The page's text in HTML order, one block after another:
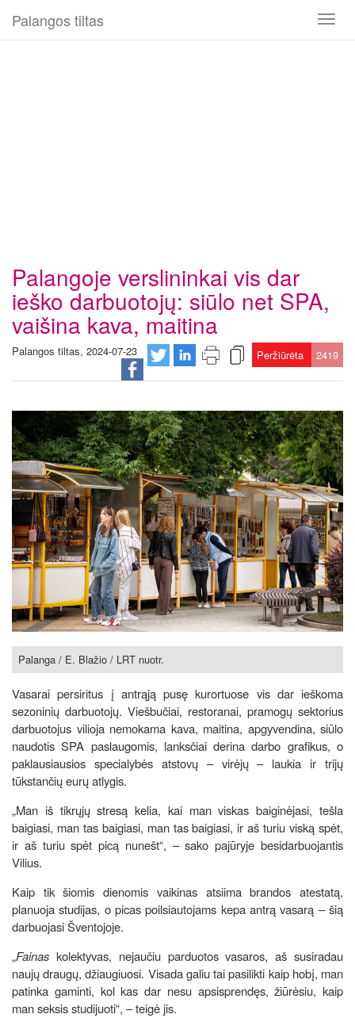
Toggle
Palangos tiltas
Palangoje verslininkai vis dar
ieško darbuotojų: siūlo net SPA,
vaišina kava, maitina
Palangos tiltas, 2024-07-23 Peržiūrėta 2419
Palanga / E. Blažio / LRT nuotr.
Vasarai persiritus į antrąją pusę kurortuose vis dar ieškoma
sezoninių darbuotojų. Viešbučiai, restoranai, pramogų sektorius
darbuotojus vilioja nemokama kava, maitina, apgyvendina, siūlo
naudotis SPA paslaugomis, lanksčiai derina darbo grafikus, o
paklausiausios specialybės atstovų – virėjų – laukia ir trijų
tūkstančių eurų atlygis.
„Man iš tikrųjų stresą kelia, kai man viskas baiginėjasi, tešla
baigiasi, man tas baigiasi, man tas baigiasi, ir aš turiu viską spėt,
ir aš turiu spėt picą nunešt“, – sako pajūryje besidarbuojantis
Vilius.
Kaip tik šiomis dienomis vaikinas atsiima brandos atestatą,
planuoja studijas, o picas poilsiautojams kepa antrą vasarą – šią
darbuojasi Šventojoje.
„Fainas kolektyvas, nejaučiu parduotos vasaros, aš susiradau
naujų draugų, džiaugiuosi. Visada galiu tai pasilikti kaip hobį, man
patinka gaminti, kol kas dar nesu apsisprendęs, žiūrėsiu, kaip
man seksis studijuoti“, – teigė jis.